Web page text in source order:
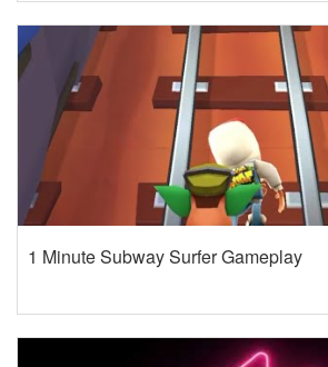
1 Minute Subway Surfer Gameplay